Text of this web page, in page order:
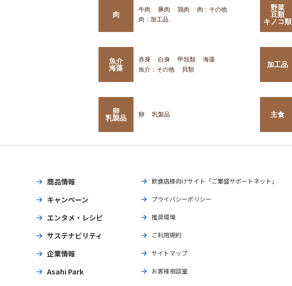
肉
牛肉 豚肉 鶏肉
肉：その他
肉：加工品
野菜
豆類
キノコ類
魚介
海藻
赤身 白身 甲殻類
海藻
魚介：その他
貝類
加工品
卵
乳製品
卵 乳製品 主食
商品情報
キャンペーン
エンタメ・レシピ
サステナビリティ
企業情報
Asahi Park
飲食店様向けサイト「ご繁盛サポートネット」
プライバシーポリシー
推奨環境
ご利用規約
サイトマップ
お客様相談室